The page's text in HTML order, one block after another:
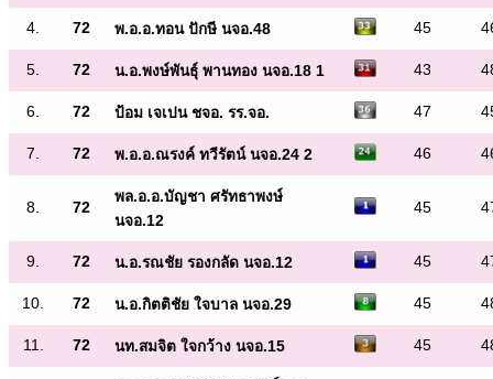
4. 72 พ.อ.อ.ทอน ปักษี นจอ.48 45
5. 72 น.อ.พงษ์พันธุ์ พานทอง นจอ.18 1 43
6. 72 ป้อม เจเปน ชจอ. รร.จอ. 47
7. 72 พ.อ.อ.ณรงค์ ทวีรัตน์ นจอ.24 2 46
8. 72
พล.อ.อ.บัญชา ศรัทธาพงษ์
นจอ.12
45
9. 72 น.อ.รณชัย รองกลัด นจอ.12 45
10. 72 น.อ.กิตติชัย ใจบาล นจอ.29 45
11. 72 นท.สมจิต ใจกว้าง นจอ.15 45